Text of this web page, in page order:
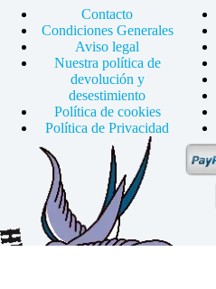
Contacto
Condiciones Generales
Aviso legal
Nuestra política de
devolución y
desestimiento
Política de cookies
Política de Privacidad